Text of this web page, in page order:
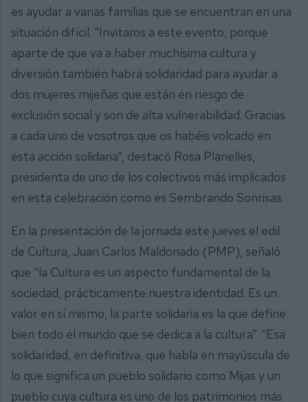
es ayudar a varias familias que se encuentran en una
situación difícil. “Invitaros a este evento, porque
aparte de que va a haber muchísima cultura y
diversión también habrá solidaridad para ayudar a
dos mujeres mijeñas que están en riesgo de
exclusión social y son de alta vulnerabilidad. Gracias
a cada uno de vosotros que os habéis volcado en
esta acción solidaria”, destacó Rosa Planelles,
presidenta de uno de los colectivos más implicados
en esta celebración como es Sembrando Sonrisas.
En la presentación de la jornada este jueves el edil
de Cultura, Juan Carlos Maldonado (PMP), señaló
que “la Cultura es un aspecto fundamental de la
sociedad, prácticamente nuestra identidad. Es un
valor en sí mismo, la parte solidaria es la que define
bien todo el mundo que se dedica a la cultura”. “Esa
solidaridad, en definitiva, que habla en mayúscula de
lo que significa un pueblo solidario como Mijas y un
pueblo cuya cultura es uno de los patrimonios más